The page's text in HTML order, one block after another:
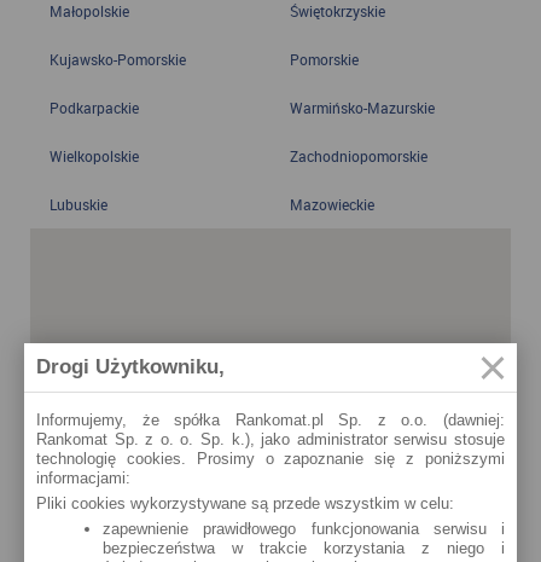
Małopolskie Świętokrzyskie
Kujawsko-Pomorskie Pomorskie
Podkarpackie Warmińsko-Mazurskie
Wielkopolskie Zachodniopomorskie
Lubuskie Mazowieckie
Drogi Użytkowniku,
Informujemy, że spółka Rankomat.pl Sp. z o.o. (dawniej:
Rankomat Sp. z o. o. Sp. k.), jako administrator serwisu stosuje
technologię cookies. Prosimy o zapoznanie się z poniższymi
informacjami:
Pliki cookies wykorzystywane są przede wszystkim w celu:
zapewnienie prawidłowego funkcjonowania serwisu i
bezpieczeństwa w trakcie korzystania z niego i